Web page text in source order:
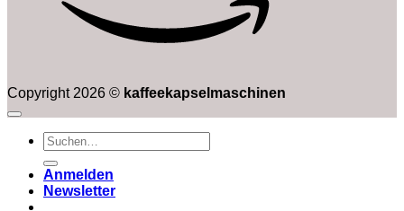
Copyright 2026 © kaffeekapselmaschinen
Suchen
nach:
Anmelden
Newsletter